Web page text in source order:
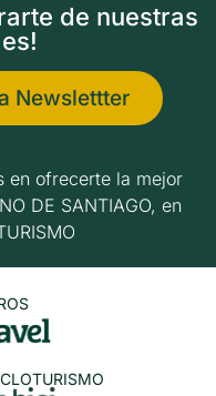
de nuestras
Newslettter
en ofrecerte la mejor
DE SANTIAGO, en